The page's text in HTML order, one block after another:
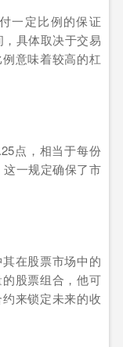
一定比例的保证
具体取决于交易
意味着较高的杠
点，相当于每份
一规定确保了市
在股票市场中的
股票组合，他可
来锁定未来的收